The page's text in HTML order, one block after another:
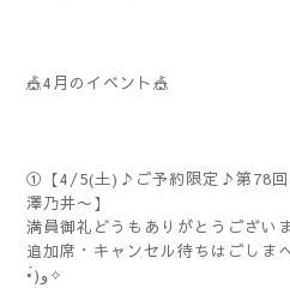
🎪4月のイベント🎪
①【4/5(土)♪ご予約限定♪第78回
澤乃井〜】
満員御礼どうもありがとうござい
追加席・キャンセル待ちはごしま
•́)و✧